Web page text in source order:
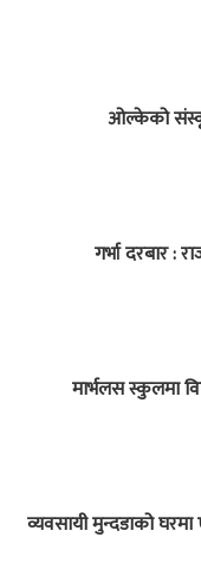
ओल्केको
गर्भा दरबार :
मार्भलस स्कुलमा
व्यवसायी मुन्दडाको